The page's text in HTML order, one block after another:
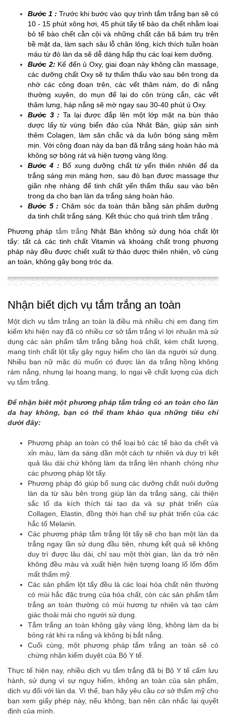
Bước 1 : Trước khi bước vào quy trình tắm trắng bạn sẽ có
10 - 15 phút xông hơi, 45 phút tẩy tế bào da chết nhằm loại
bỏ tế bào chết cằn cội và những chất cặn bã bám trụ trên
bề mặt da, làm sạch sâu lỗ chân lông, kích thích tuần hoàn
máu từ đó làn da sẽ dễ dàng hấp thụ các loại kem dưỡng.
Bước 2: Kế đến ủ Oxy, giai đoạn này không cần massage,
các dưỡng chất Oxy sẽ tự thẩm thấu vào sau bên trong da
nhờ các công đoạn trên, các vết thâm nám, do đi nắng
thường xuyên, do mụn để lại do côn trùng cắn, các vết
thâm lưng, háp nắng sẽ mờ ngay sau 30-40 phút ủ Oxy.
Bước 3 : Ta lại được đắp lên một lớp mặt na bùn thảo
dược lấy từ vùng biển đảo của Nhât Bản, giúp sản sinh
thêm Colagen, làm săn chắc và da luôn bóng sáng mềm
mịn. Với công đoan này da bạn đã trắng sáng hoàn hảo mà
không sợ bỏng rát và hiện tượng vàng lông.
Bước 4 : Bổ xung dưỡng chất từ yến thiên nhiên để da
trắng sáng mịn màng hơn, sau đó bạn đươc massage thư
giãn nhẹ nhàng để tinh chất yến thẩm thấu sau vào bên
trong da cho bạn làn da trắng sáng hoàn hảo.
Bước 5 : Chăm sóc da toàn thân bằng sản phẩm dưỡng
da tinh chất trắng sáng. Kết thúc cho quá trình tắm trắng .
Phương pháp tắm trắng Nhật Bản không sử dụng hóa chất lột
tẩy: tất cả các tinh chất Vitamin và khoáng chất trong phương
pháp này đều được chiết xuất từ thảo dược thiên nhiên, vô cùng
an toàn, không gây bong tróc da.
Nhận biết dịch vụ tắm trắng an toàn
Một dịch vụ tắm trắng an toàn là điều mà nhiều chị em đang tìm
kiếm khi hiện nay đã có nhiều cơ sở tắm trắng vì lợi nhuận mà sử
dụng các sản phẩm tắm trắng bằng hoá chất, kém chất lượng,
mang tính chất lột tẩy gây nguy hiểm cho làn da người sử dụng.
Nhiều bạn nữ mặc dù muốn có được làn da trắng hồng không
rám nắng, nhưng lại hoang mang, lo ngại về chất lượng của dịch
vụ tắm trắng.
Để nhận biêt một phương pháp tắm trắng có an toàn cho làn
da hay không, bạn có thể tham khảo qua những tiêu chí
dưới đây:
Phương pháp an toàn có thể loại bỏ các tế bào da chết và
xỉn màu, làm da sáng dần một cách tự nhiên và duy trì kết
quả lâu dài chứ không làm da trắng lên nhanh chóng như
các phương pháp lột tẩy.
Phương pháp đó giúp bổ sung các dưỡng chất nuôi dưỡng
làn da từ sâu bên trong giúp làn da trắng sáng, cải thiện
sắc tố da kích thích tái tạo da và sự phát triển của
Collagen, Elastin, đồng thời hạn chế sự phát triển của các
hắc tố Melanin.
Các phương pháp tắm trắng lột tẩy sẽ cho bạn một làn da
trắng ngay lần sử dụng đầu tiên, nhưng kết quả sẽ không
duy trì được lâu dài, chỉ sau một thời gian, làn da trở nên
không đều màu và xuất hiện hiện tượng loang lổ lốm đốm
mất thẩm mỹ.
Các sản phẩm lột tẩy đều là các loại hóa chất nên thường
có mùi hắc đặc trưng của hóa chất, còn các sản phẩm tắm
trắng an toàn thường có mùi hương tự nhiên và tạo cảm
giác thoải mái cho người sử dụng.
Tắm trắng an toàn không gây vàng lông, không làm da bị
bỏng rát khi ra nắng và không bị bắt nắng.
Cuối cùng, một phương pháp tắm trắng an toàn sẽ có
chứng nhận kiểm duyệt của Bộ Y tế.
Thực tế hiện nay, nhiều dịch vụ tắm trắng đã bị Bộ Y tế cấm lưu
hành, sử dụng vì sự nguy hiểm, không an toàn của sản phẩm,
dịch vụ đối với làn da. Vì thế, bạn hãy yêu cầu cơ sở thẩm mỹ cho
bạn xem giấy phép này, nếu không, bạn nên cân nhắc lại quyết
định của mình.